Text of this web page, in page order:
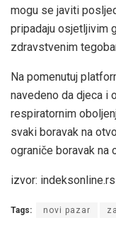
mogu se javiti
pripadaju osjetljivim
zdravstvenim
Na pomenutuj
navedeno da djeca i
respiratornim
svaki boravak na
ograniče boravak na
izvor: indeksonline.rs
Tags: novi pazar